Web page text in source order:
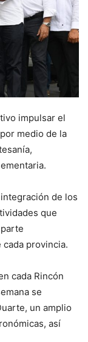
impulsar el
medio de la
de los
que
provincia.
cada Rincón
se
un amplio
así